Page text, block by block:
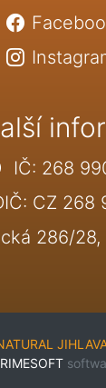
IČ: 268
CZ 268
286/